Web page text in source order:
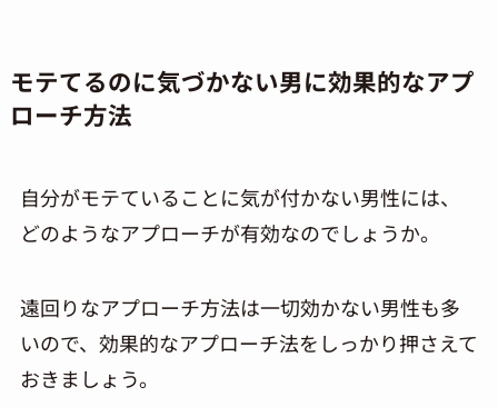
モテてるのに気づかない男に効果的なアプ
ローチ方法
自分がモテていることに気が付かない男性には、
どのようなアプローチが有効なのでしょうか。
遠回りなアプローチ方法は一切効かない男性も多
いので、効果的なアプローチ法をしっかり押さえて
おきましょう。